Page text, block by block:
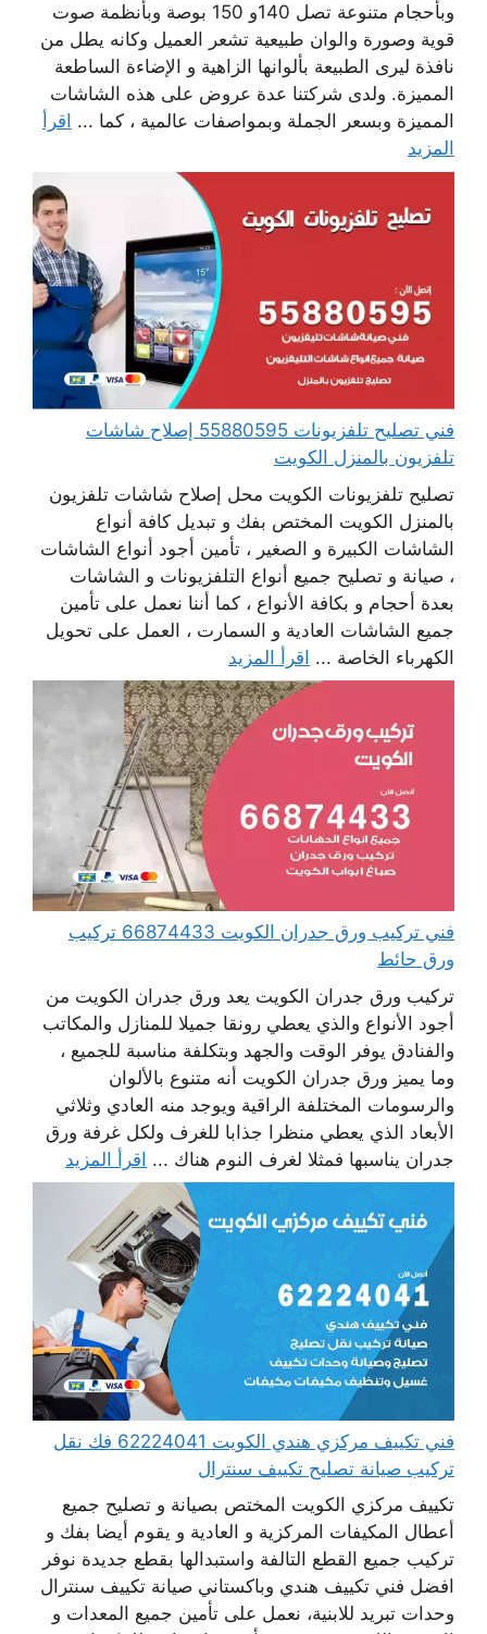
وبأحجام متنوعة تصل 140و 150 بوصة وبأنظمة صوت
قوية وصورة والوان طبيعية تشعر العميل وكانه يطل من
نافذة ليرى الطبيعة بألوانها الزاهية و الإضاءة الساطعة
المميزة. ولدى شركتنا عدة عروض على هذه الشاشات
المميزة وبسعر الجملة وبمواصفات عالمية ، كما ... اقرأ
المزيد
فني تصليح تلفزيونات 55880595 إصلاح شاشات
تلفزيون بالمنزل الكويت
تصليح تلفزيونات الكويت محل إصلاح شاشات تلفزيون
بالمنزل الكويت المختص بفك و تبديل كافة أنواع
الشاشات الكبيرة و الصغير ، تأمين أجود أنواع الشاشات
، صيانة و تصليح جميع أنواع التلفزيونات و الشاشات
بعدة أحجام و بكافة الأنواع ، كما أننا نعمل على تأمين
جميع الشاشات العادية و السمارت ، العمل على تحويل
الكهرباء الخاصة ... اقرأ المزيد
فني تركيب ورق جدران الكويت 66874433 تركيب
ورق حائط
تركيب ورق جدران الكويت يعد ورق جدران الكويت من
أجود الأنواع والذي يعطي رونقا جميلا للمنازل والمكاتب
والفنادق يوفر الوقت والجهد وبتكلفة مناسبة للجميع ،
وما يميز ورق جدران الكويت أنه متنوع بالألوان
والرسومات المختلفة الراقية ويوجد منه العادي وثلاثي
الأبعاد الذي يعطي منظرا جذابا للغرف ولكل غرفة ورق
جدران يناسبها فمثلا لغرف النوم هناك ... اقرأ المزيد
فني تكييف مركزي هندي الكويت 62224041 فك نقل
تركيب صيانة تصليح تكييف سنترال
تكييف مركزي الكويت المختص بصيانة و تصليح جميع
أعطال المكيفات المركزية و العادية و يقوم أيضا بفك و
تركيب جميع القطع التالفة واستبدالها بقطع جديدة نوفر
افضل فني تكييف هندي وباكستاني صيانة تكييف سنترال
وحدات تبريد للابنية، نعمل على تأمين جميع المعدات و